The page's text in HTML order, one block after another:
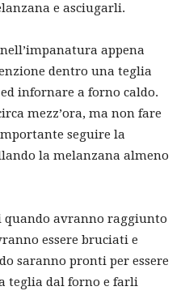
e asciugarli.
appena
dentro una teglia
infornare a forno caldo.
mezz’ora, ma non fare
seguire la
la melanzana almeno
avranno raggiunto
essere bruciati e
saranno pronti per essere
teglia dal forno e farli